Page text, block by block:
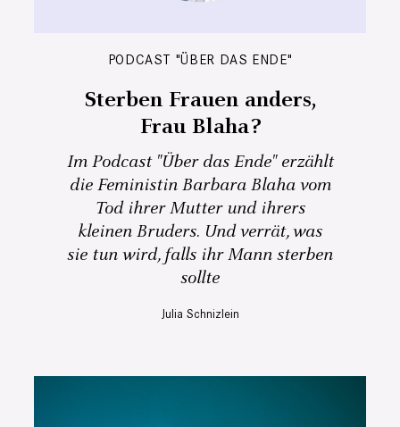
PODCAST "ÜBER DAS ENDE"
Sterben Frauen anders,
Frau Blaha?
Im Podcast "Über das Ende" erzählt
die Feministin Barbara Blaha vom
Tod ihrer Mutter und ihrers
kleinen Bruders. Und verrät, was
sie tun wird, falls ihr Mann sterben
sollte
Julia Schnizlein